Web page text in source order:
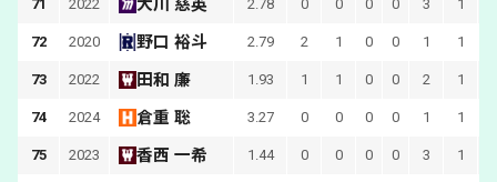
71 2022 大川 慈英 2.78 0 0 0 0 3 1
72 2020 野口 裕斗 2.79 2 1 0 0 1 1
73 2022 田和 廉 1.93 1 1 0 0 2 1
74 2024 倉重 聡 3.27 0 0 0 0 1 1
75 2023 香西 一希 1.44 0 0 0 0 3 1